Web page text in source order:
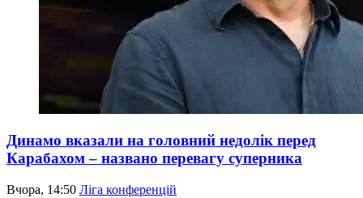
Динамо вказали на головний недолік перед
Карабахом – названо перевагу суперника
Вчора, 14:50 Ліга конференцій